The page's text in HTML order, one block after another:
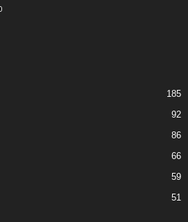
185
92
86
66
59
51